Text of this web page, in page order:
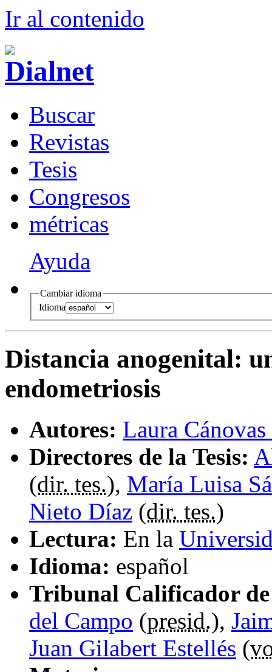
Ir al contenido
Buscar
Revistas
Tesis
Congresos
métricas
Ayuda
Cambiar idioma
Idioma
Distancia anogenital:
endometriosis
Autores: Laura
Directores de la Tesis:
(dir. tes.), María Luisa
Nieto Díaz (dir. tes.)
Lectura: En la
Idioma: español
Tribunal Calificador de
del Campo (presid.),
Juan Gilabert Estellés (